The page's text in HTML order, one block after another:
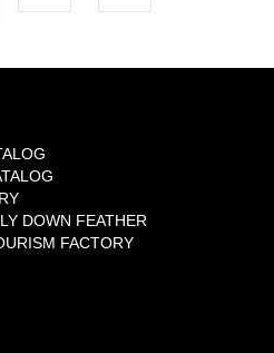
DOWN FEATHER
FACTORY